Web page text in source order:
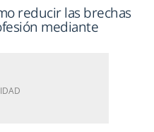
reducir las brechas
mediante